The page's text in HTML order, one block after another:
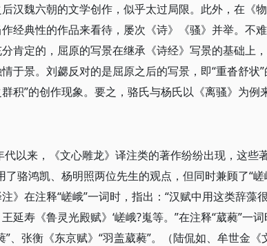
汉魏六朝的文学创作，似乎太过局限。此外，在《
经典性的作品来看待，屡次《诗》《骚》并举。不
肯定的，屈原的写景在继承《诗经》写景的基础上
于景。刘勰反对的是屈原之后的写景，即“重沓舒状
积”的创作现象。要之，骆氏与杨氏以《离骚》为例
代以来，《文心雕龙》译注类的著作纷纷出现，这些
了骆鸿凯、杨明照两位先生的观点，但同时兼顾了“
》在注释“嵯峨”一词时，指出：“汉赋中用这类辞藻
延寿《鲁灵光殿赋》‘嵯峨?嵬等。”在注释“葳蕤”一
”、张衡《东京赋》“羽盖葳蕤”。（陆侃如、牟世金